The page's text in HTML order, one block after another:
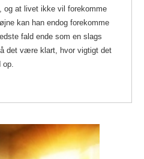
og at livet ikke vil forekomme
kan han endog forekomme
fald ende som en slags
det være klart, hvor vigtigt det